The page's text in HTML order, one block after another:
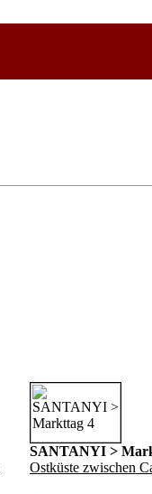
SANTANYI >
Ostküste zwischen